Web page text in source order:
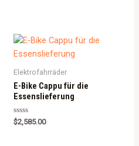
Elektrofahrräder
E-Bike Cappu für die
Essenslieferung
Rated
0
$2,585.00